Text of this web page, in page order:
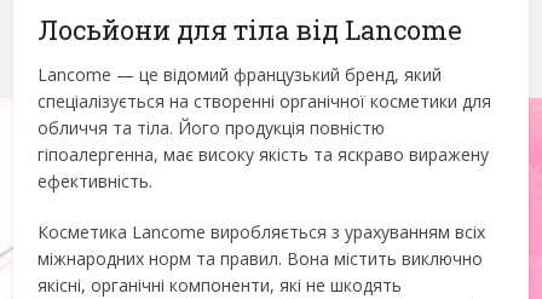
Лосьйони для тіла від Lancome
Lancome — це відомий французький бренд, який
спеціалізується на створенні органічної косметики для
обличчя та тіла. Його продукція повністю
гіпоалергенна, має високу якість та яскраво виражену
ефективність.
Косметика Lancome виробляється з урахуванням всіх
міжнародних норм та правил. Вона містить виключно
якісні, органічні компоненти, які не шкодять